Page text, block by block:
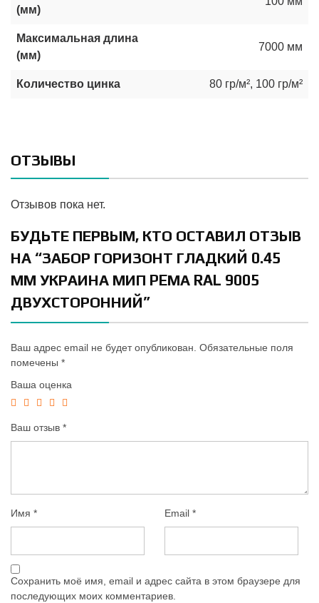
(мм)
Максимальная длина
(мм)
7000 мм
Количество цинка 80 гр/м², 100 гр/м²
ОТЗЫВЫ
Отзывов пока нет.
БУДЬТЕ ПЕРВЫМ, КТО ОСТАВИЛ ОТЗЫВ
НА “ЗАБОР ГОРИЗОНТ ГЛАДКИЙ 0.45
ММ УКРАИНА МИП PEМА RAL 9005
ДВУХСТОРОННИЙ”
Ваш адрес email не будет опубликован. Обязательные поля
помечены *
Ваша оценка
Ваш отзыв *
Имя * Email*
Сохранить моё имя, email и адрес сайта в этом браузере для
последующих моих комментариев.